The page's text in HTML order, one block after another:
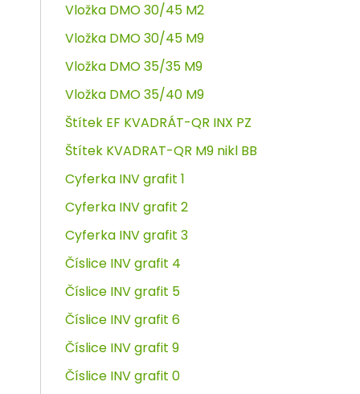
Vložka DMO 30/45 M2
Vložka DMO 30/45 M9
Vložka DMO 35/35 M9
Vložka DMO 35/40 M9
Štítek EF KVADRÁT-QR INX PZ
Štítek KVADRAT-QR M9 nikl BB
Cyferka INV grafit 1
Cyferka INV grafit 2
Cyferka INV grafit 3
Číslice INV grafit 4
Číslice INV grafit 5
Číslice INV grafit 6
Číslice INV grafit 9
Číslice INV grafit 0